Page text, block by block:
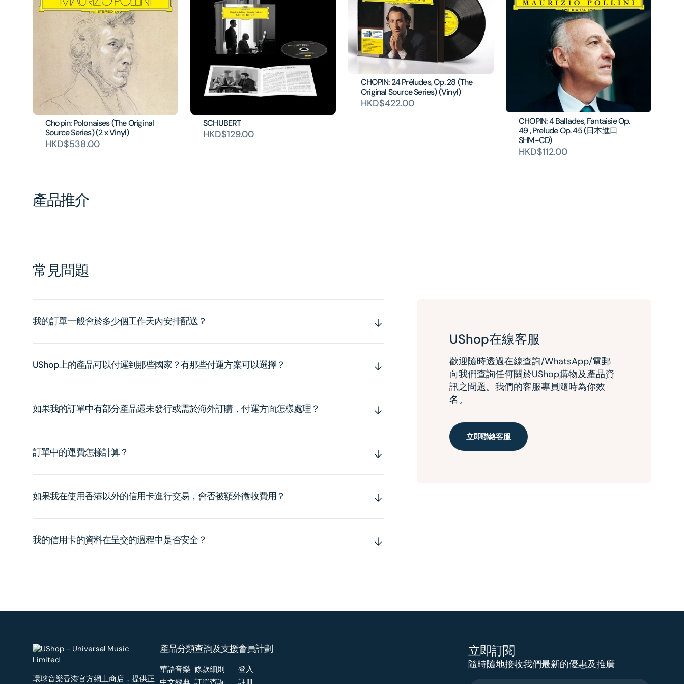
Chopin: Polonaises (The Original
Source Series) (2 x Vinyl)
HKD$538.00
SCHUBERT
HKD$129.00
CHOPIN: 24 Préludes, Op. 28 (The
Original Source Series) (Vinyl)
HKD$422.00
CHOPIN: 4 Ballades, Fantaisie Op.
49 , Prelude Op. 45 (日本進口
SHM-CD)
HKD$112.00
產品推介
常見問題
我的訂單一般會於多少個工作天內安排配送？
UShop上的產品可以付運到那些國家？有那些付運方案可以選擇？
如果我的訂單中有部分產品還未發行或需於海外訂購，付運方面怎樣處理？
訂單中的運費怎樣計算？
如果我在使用香港以外的信用卡進行交易，會否被額外徵收費用？
我的信用卡的資料在呈交的過程中是否安全？
UShop在線客服
歡迎隨時透過在線查詢/WhatsApp/電郵
向我們查詢任何關於UShop購物及產品資
訊之問題。我們的客服專員隨時為你效
名。
立即聯絡客服
環球音樂香港官方網上商店，提供正
產品分類
華語音樂
查詢及支援
條款細則
會員計劃
登入
立即訂閱
隨時隨地接收我們最新的優惠及推廣